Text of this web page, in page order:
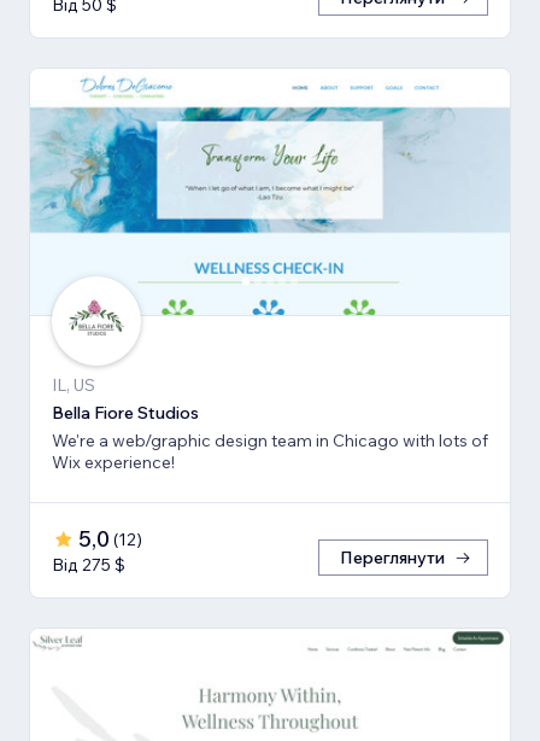
Від 50 $
IL, US
Bella Fiore Studios
We're a web/graphic design team in Chicago with lots of
Wix experience!
5,0 (12)
Від 275 $
Переглянути